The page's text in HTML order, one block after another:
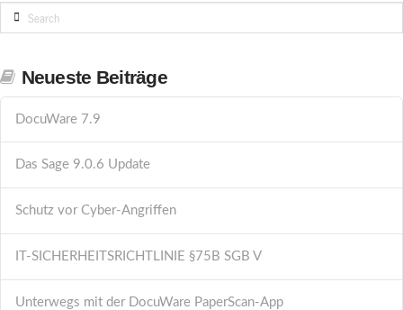
Search
Neueste Beiträge
DocuWare 7.9
Das Sage 9.0.6 Update
Schutz vor Cyber-Angriffen
IT-SICHERHEITSRICHTLINIE §75B SGB V
Unterwegs mit der DocuWare PaperScan-App